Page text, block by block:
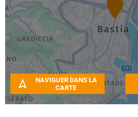
NAVIGUER DANS LA
CARTE